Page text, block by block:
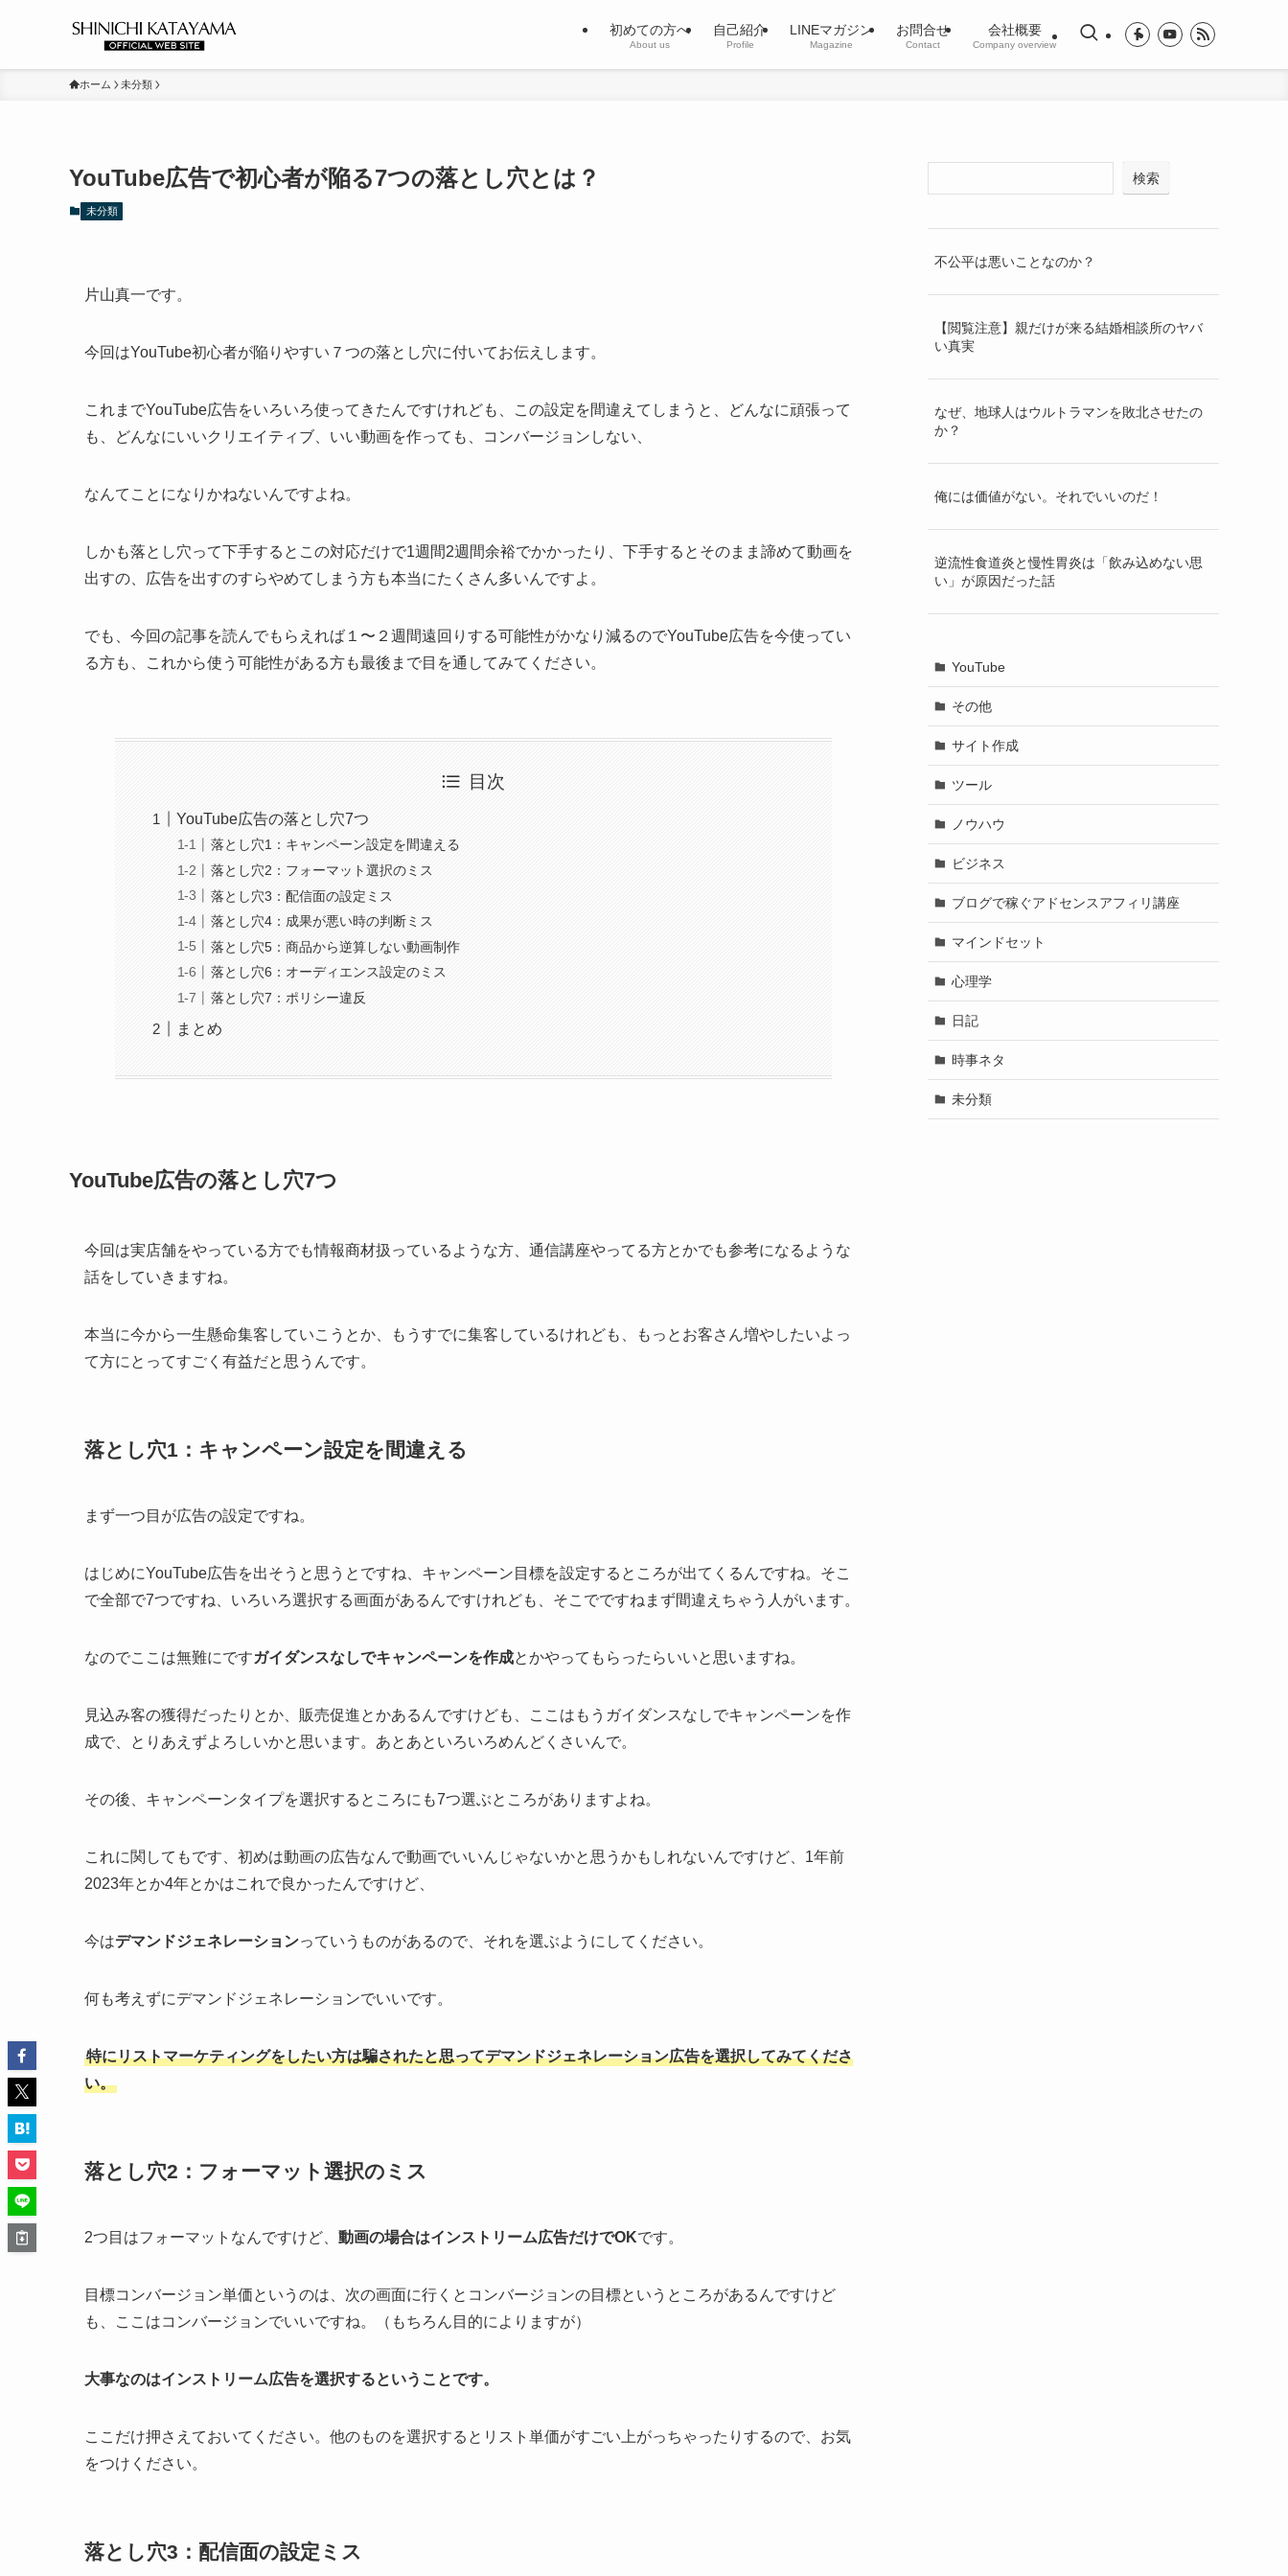
初めての方へ
About us
自己紹介
Profile
LINEマガジン
Magazine
お問合せ
Contact
会社概要
Company overview
ホーム 未分類
YouTube広告で初心者が陥る7つの落とし穴とは？
未分類
片山真一です。
今回はYouTube初心者が陥りやすい７つの落とし穴に付いてお伝えします。
これまでYouTube広告をいろいろ使ってきたんですけれども、この設定を間違えてしまうと、どんなに頑張って
も、どんなにいいクリエイティブ、いい動画を作っても、コンバージョンしない、
なんてことになりかねないんですよね。
しかも落とし穴って下手するとこの対応だけで1週間2週間余裕でかかったり、下手するとそのまま諦めて動画を
出すの、広告を出すのすらやめてしまう方も本当にたくさん多いんですよ。
でも、今回の記事を読んでもらえれば１〜２週間遠回りする可能性がかなり減るのでYouTube広告を今使ってい
る方も、これから使う可能性がある方も最後まで目を通してみてください。
目次
YouTube広告の落とし穴7つ
落とし穴1：キャンペーン設定を間違える
落とし穴2：フォーマット選択のミス
落とし穴3：配信面の設定ミス
落とし穴4：成果が悪い時の判断ミス
落とし穴5：商品から逆算しない動画制作
落とし穴6：オーディエンス設定のミス
落とし穴7：ポリシー違反
まとめ
YouTube広告の落とし穴7つ
今回は実店舗をやっている方でも情報商材扱っているような方、通信講座やってる方とかでも参考になるような
話をしていきますね。
本当に今から一生懸命集客していこうとか、もうすでに集客しているけれども、もっとお客さん増やしたいよっ
て方にとってすごく有益だと思うんです。
落とし穴1：キャンペーン設定を間違える
まず一つ目が広告の設定ですね。
はじめにYouTube広告を出そうと思うとですね、キャンペーン目標を設定するところが出てくるんですね。そこ
で全部で7つですね、いろいろ選択する画面があるんですけれども、そこでですねまず間違えちゃう人がいます。
なのでここは無難にですガイダンスなしでキャンペーンを作成とかやってもらったらいいと思いますね。
見込み客の獲得だったりとか、販売促進とかあるんですけども、ここはもうガイダンスなしでキャンペーンを作
成で、とりあえずよろしいかと思います。あとあといろいろめんどくさいんで。
その後、キャンペーンタイプを選択するところにも7つ選ぶところがありますよね。
これに関してもです、初めは動画の広告なんで動画でいいんじゃないかと思うかもしれないんですけど、1年前
2023年とか4年とかはこれで良かったんですけど、
今はデマンドジェネレーションっていうものがあるので、それを選ぶようにしてください。
何も考えずにデマンドジェネレーションでいいです。
特にリストマーケティングをしたい方は騙されたと思ってデマンドジェネレーション広告を選択してみてくださ
い。
落とし穴2：フォーマット選択のミス
2つ目はフォーマットなんですけど、 動画の場合はインストリーム広告だけでOKです。
目標コンバージョン単価というのは、次の画面に行くとコンバージョンの目標というところがあるんですけど
も、ここはコンバージョンでいいですね。（もちろん目的によりますが）
大事なのはインストリーム広告を選択するということです。
ここだけ押さえておいてください。他のものを選択するとリスト単価がすごい上がっちゃったりするので、お気
をつけください。
落とし穴3：配信面の設定ミス
検索
不公平は悪いことなのか？
【閲覧注意】親だけが来る結婚相談所のヤバ
い真実
なぜ、地球人はウルトラマンを敗北させたの
か？
俺には価値がない。それでいいのだ！
逆流性食道炎と慢性胃炎は「飲み込めない思
い」が原因だった話
YouTube
その他
サイト作成
ツール
ノウハウ
ビジネス
ブログで稼ぐアドセンスアフィリ講座
マインドセット
心理学
日記
時事ネタ
未分類